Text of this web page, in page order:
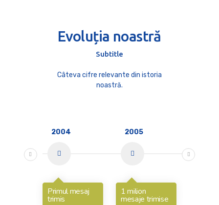
Evoluția noastră
Subtitle
Câteva cifre relevante din istoria
noastră.
2004
Primul mesaj
trimis
2005
1 milion
mesaje trimise